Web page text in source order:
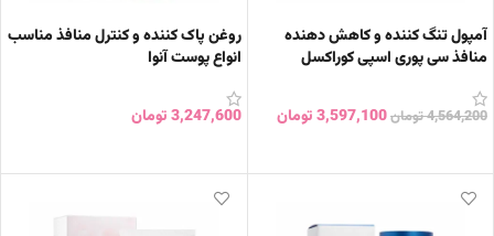
آمپول تنگ کننده و کاهش دهنده
منافذ سی پوری اسپی کوراکسل
4,564,200تومان3,597,100تومان
روغن پاک کننده و کنترل منافذ مناسب
انواع پوست آنوا
3,247,600تومان